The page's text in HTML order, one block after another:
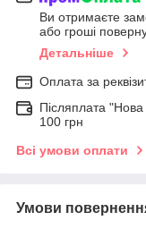
Ви отримаєте
або гроші
Детальніше
Оплата за
Післяплата
100 грн
Всі умови оплати
Умови